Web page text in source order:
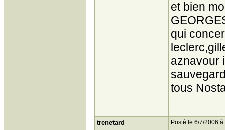
et bien
qui
aznavour
tous
trenetard Posté le 6/7/2006